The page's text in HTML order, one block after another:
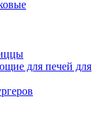
для печей для